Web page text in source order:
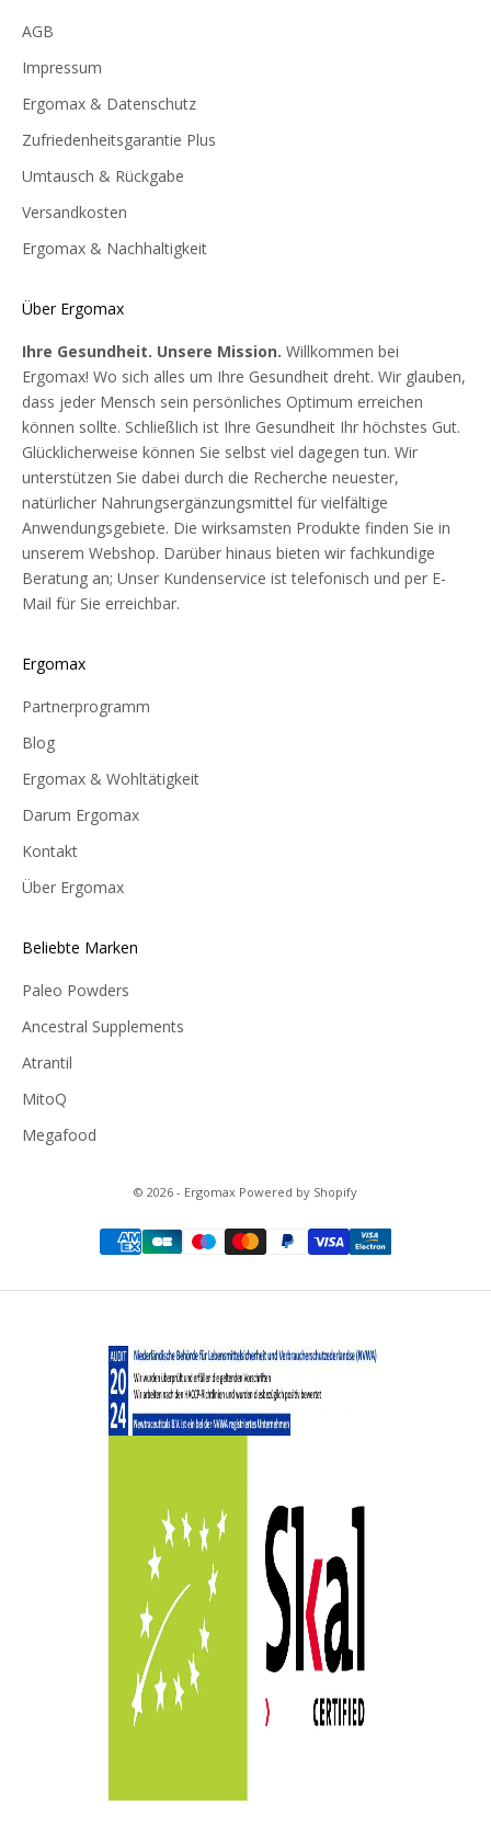
AGB
Impressum
Ergomax & Datenschutz
Zufriedenheitsgarantie Plus
Umtausch & Rückgabe
Versandkosten
Ergomax & Nachhaltigkeit
Über Ergomax
Ihre Gesundheit. Unsere Mission. Willkommen bei
Ergomax! Wo sich alles um Ihre Gesundheit dreht. Wir glauben,
dass jeder Mensch sein persönliches Optimum erreichen
können sollte. Schließlich ist Ihre Gesundheit Ihr höchstes Gut.
Glücklicherweise können Sie selbst viel dagegen tun. Wir
unterstützen Sie dabei durch die Recherche neuester,
natürlicher Nahrungsergänzungsmittel für vielfältige
Anwendungsgebiete. Die wirksamsten Produkte finden Sie in
unserem Webshop. Darüber hinaus bieten wir fachkundige
Beratung an; Unser Kundenservice ist telefonisch und per E-
Mail für Sie erreichbar.
Ergomax
Partnerprogramm
Blog
Ergomax & Wohltätigkeit
Darum Ergomax
Kontakt
Über Ergomax
Beliebte Marken
Paleo Powders
Ancestral Supplements
Atrantil
MitoQ
Megafood
© 2026 - Ergomax Powered by Shopify